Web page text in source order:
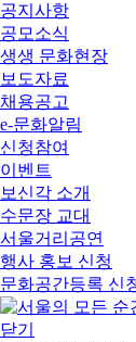
공지사항
공모소식
생생 문화현장
보도자료
채용공고
e-문화알림
신청참여
이벤트
보신각 소개
수문장 교대
서울거리공연
행사 홍보 신청
문화공간등록 신
닫기